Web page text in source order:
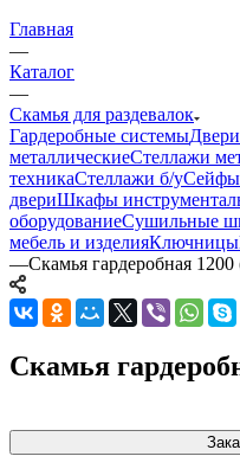
Главная
—
Каталог
—
Скамья для раздевалок
Гардеробные системы
металлическиеСтеллажи
техникаСтеллажи б/уСейфы
двериШкафы
оборудованиеСушильные
мебель и изделияКлючницы
—Скамья гардеробная 1200
Скамья